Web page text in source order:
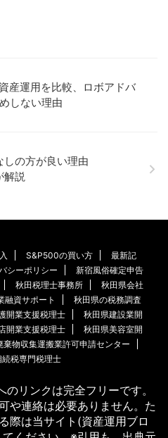
資産運用を比較、ロボアド
すめしない理由
の方が良い理
S&P500の買い方
最新記
シーポリシー
新宿風俗確定申告
秋田税理士事務所
秋田県会社
融資サポート
秋田県の税務調査
開業支援税理士
秋田県建設業開
開業支援税理士
秋田県美容室開
棄物収集運搬業許可申請センター
のリンクは完全フリーです。
や連絡は必要ありません。た